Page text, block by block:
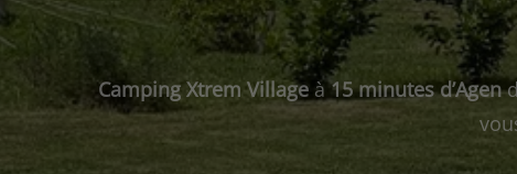
Camping Xtrem Village à15 minutes d’Agen